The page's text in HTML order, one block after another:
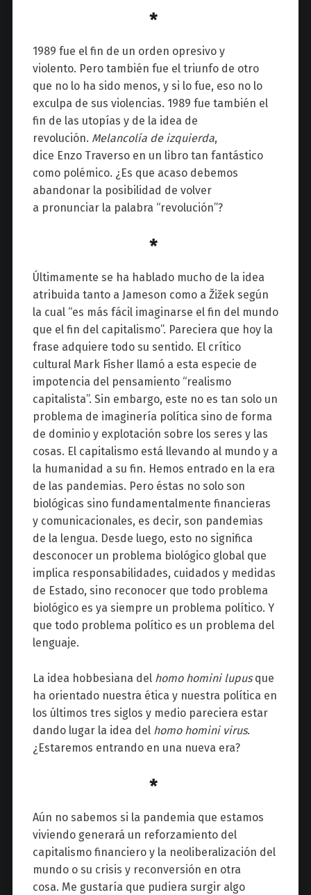
*
1989 fue el fin de un orden opresivo y
violento. Pero también fue el triunfo de otro
que no lo ha sido menos, y si lo fue, eso no lo
exculpa de sus violencias. 1989 fue también el
fin de las utopías y de la idea de
revolución. Melancolía de izquierda,
dice Enzo Traverso en un libro tan fantástico
como polémico. ¿Es que acaso debemos
abandonar la posibilidad de volver
a pronunciar la palabra “revolución”?
*
Últimamente se ha hablado mucho de la idea
atribuida tanto a Jameson como a Žižeksegún
la cual “es más fácil imaginarse el fin del mundo
que el fin del capitalismo”. Pareciera que hoy la
frase adquiere todo su sentido. El crítico
cultural Mark Fisher llamó a esta especie de
impotencia del pensamiento “realismo
capitalista”. Sin embargo, este no es tan solo un
problema de imaginería política sino de forma
de dominio y explotación sobre los seres y las
cosas. El capitalismo está llevando al mundo y a
la humanidad a su fin. Hemos entrado en la era
de las pandemias. Pero éstas no solo son
biológicas sino fundamentalmente financieras
y comunicacionales, es decir, son pandemias
de la lengua. Desde luego, esto no significa
desconocer un problema biológico global que
implica responsabilidades, cuidados y medidas
de Estado, sino reconocer que todo problema
biológico es ya siempre un problema político. Y
que todo problema político es un problema del
lenguaje.
La idea hobbesiana del homo homini lupusque
ha orientado nuestra ética y nuestra política en
los últimos tres siglos y medio pareciera estar
dando lugar la idea del homo homini virus.
¿Estaremos entrando en una nueva era?
*
Aún no sabemos si la pandemia que estamos
viviendo generará un reforzamiento del
capitalismo financiero y la neoliberalización del
mundo o su crisis y reconversión en otra
cosa. Me gustaría que pudiera surgir algo